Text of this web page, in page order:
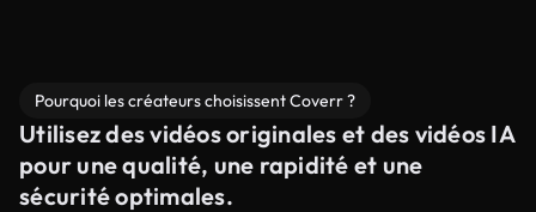
Pourquoi les créateurs choisissent Coverr ?
Utilisez des vidéos originales et des vidéos IA
pour une qualité, une rapidité et une
sécurité optimales.